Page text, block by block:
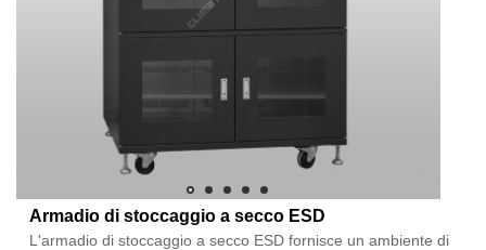
Armadio di stoccaggio a secco ESD
L'armadio di stoccaggio a secco ESD fornisce un ambiente di